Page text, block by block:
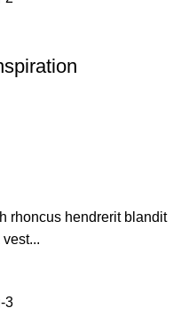
rhoncus hendrerit blandit